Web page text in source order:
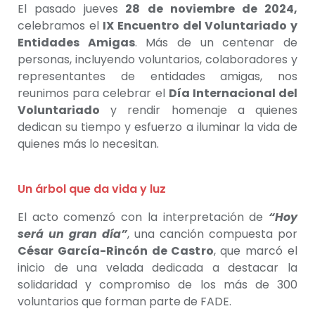
El pasado jueves 28 de noviembre de 2024,
celebramos el IX Encuentro del Voluntariado y
Entidades Amigas. Más de un centenar de
personas, incluyendo voluntarios, colaboradores y
representantes de entidades amigas, nos
reunimos para celebrar el Día Internacional del
Voluntariado y rendir homenaje a quienes
dedican su tiempo y esfuerzo a iluminar la vida de
quienes más lo necesitan.
Un árbol que da vida y luz
El acto comenzó con la interpretación de “Hoy
será un gran día”, una canción compuesta por
César García-Rincón de Castro, que marcó el
inicio de una velada dedicada a destacar la
solidaridad y compromiso de los más de 300
voluntarios que forman parte de FADE.